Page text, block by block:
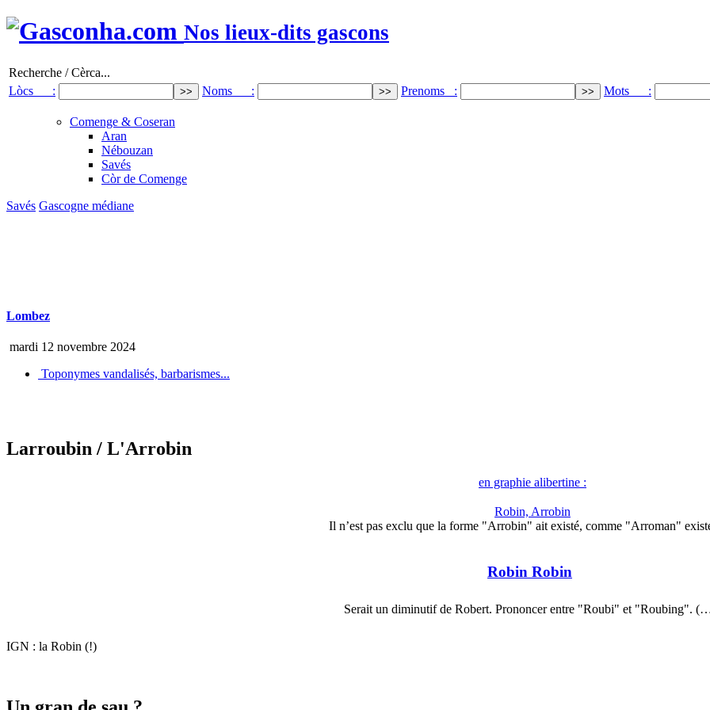
Nos lieux-dits gascons
Recherche / Cèrca...
Lòcs :
Noms : Prenoms : Mots :
Comenge & Coseran
Aran
Nébouzan
Savés
Còr de Comenge
Savés Gascogne médiane
Lombez
mardi 12 novembre 2024
Toponymes vandalisés, barbarismes...
Larroubin / L'Arrobin
en graphie alibertine :
Robin, Arrobin
Il n’est pas exclu que la forme "Arrobin" ait existé, comme "Arroman"
Robin Robin
Serait un diminutif de Robert. Prononcer entre "Roubi" et "Roubing".
IGN : la Robin (!)